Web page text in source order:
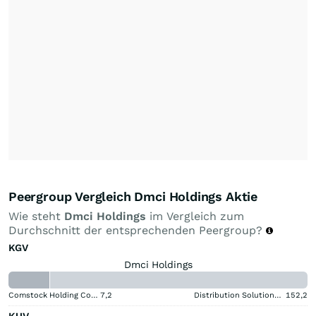
Peergroup Vergleich Dmci Holdings Aktie
Wie steht Dmci Holdings im Vergleich zum
Durchschnitt der entsprechenden Peergroup?
KGV
Dmci Holdings
Comstock Holding Companies Registered (A) 7,2 Distribution Solutions Group 152,2